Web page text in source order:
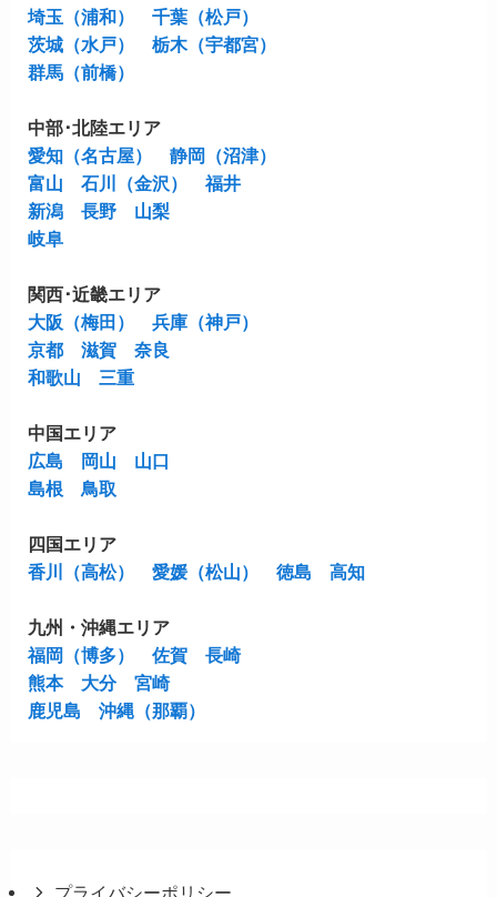
埼玉（浦和）
千葉（松戸）
茨城（水戸）
栃木（宇都宮）
群馬（前橋）
中部･北陸エリア
愛知（名古屋）
静岡（沼津）
富山
石川（金沢）
福井
新潟
長野
山梨
岐阜
関西･近畿エリア
大阪（梅田）
兵庫（神戸）
京都
滋賀
奈良
和歌山
三重
中国エリア
広島
岡山
山口
島根
鳥取
四国エリア
香川（高松）
愛媛（松山） 徳島 高知
九州・沖縄エリア
福岡（博多）
佐賀
長崎
熊本
大分
宮崎
鹿児島
沖縄（那覇）